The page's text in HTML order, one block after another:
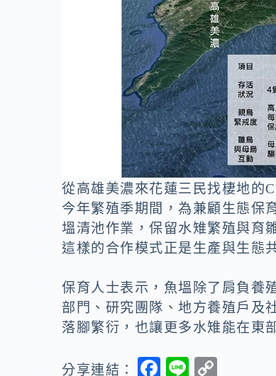
從高雄美濃來花蓮三民找棲地的
今年繁殖季期間，為兼顧生態保
塭清池作業，保留水雉繁殖與育
這樣的合作模式正是生產與生態
保育人士表示，魚塭除了肩負養
部門、研究團隊、地方養殖戶及
落腳繁衍，也讓更多水雉能在東
分享連結： F Li